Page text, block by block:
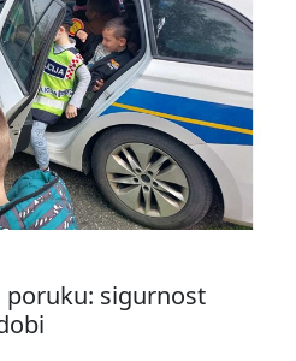
poruku: sigurnost